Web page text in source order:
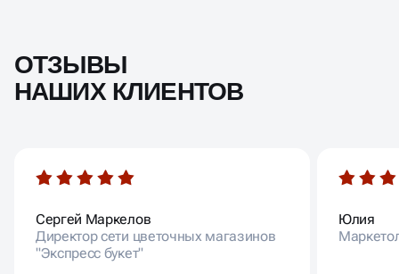
ОТЗЫВЫ
НАШИХ КЛИЕНТОВ
Сергей Маркелов
Директор сети цветочных магазинов
"Экспресс букет"
Юлия